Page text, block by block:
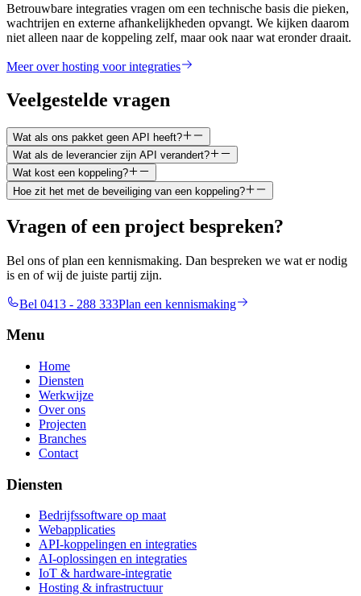
Betrouwbare integraties vragen om een technische basis die pieken,
wachtrijen en externe afhankelijkheden opvangt. We kijken daarom
niet alleen naar de koppeling zelf, maar ook naar wat eronder draait.
Meer over hosting voor integraties
Veelgestelde vragen
Wat als ons pakket geen API heeft?
Wat als de leverancier zijn API verandert?
Wat kost een koppeling?
Hoe zit het met de beveiliging van een koppeling?
Vragen of een project bespreken?
Bel ons of plan een kennismaking. Dan bespreken we wat er nodig
is en of wij de juiste partij zijn.
Bel 0413 - 288 333Plan een kennismaking
Menu
Home
Diensten
Werkwijze
Over ons
Projecten
Branches
Contact
Diensten
Bedrijfssoftware op maat
Webapplicaties
API-koppelingen en integraties
AI-oplossingen en integraties
IoT & hardware-integratie
Hosting & infrastructuur